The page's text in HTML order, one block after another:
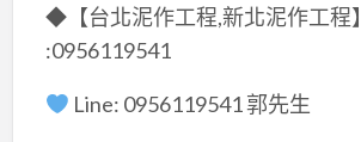
◆【台北泥作工程,新北泥作工程】
:0956119541
Line: 0956119541 郭先生